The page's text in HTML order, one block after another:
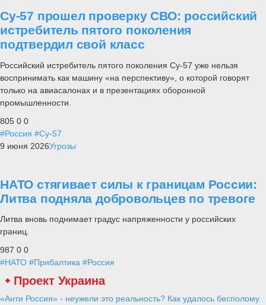
Су-57 прошел проверку СВО: российский
истребитель пятого поколения
подтвердил свой класс
Российский истребитель пятого поколения Су-57 уже нельзя
воспринимать как машину «на перспективу», о которой говорят
только на авиасалонах и в презентациях оборонной
промышленности.
805 0 0
#Россия #Су-57
9 июня 2026Угрозы
НАТО стягивает силы к границам России:
Литва подняла добровольцев по тревоге
Литва вновь поднимает градус напряженности у российских
границ.
987 0 0
#НАТО #Прибалтика #Россия
Проект Украина
«Анти Россия» - неужели это реальность? Как удалось бесполому